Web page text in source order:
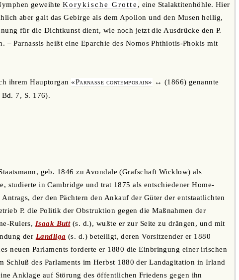
geweihte Korykische Grotte , eine Stalaktitenhöhle. Hier
aber galt das Gebirge als dem Apollon und den Musen heilig,
für die Dichtkunst dient, wie noch jetzt die Ausdrücke den P.
– Parnassis heißt eine Eparchie des Nomos Phthiotis-Phokis mit
ihrem Hauptorgan «Parnasse contemporain» ↔ (1866) genannte
Bd. 7, S. 176).
geb. 1846 zu Avondale (Grafschaft Wicklow) als
studierte in Cambridge und trat 1875 als entschiedener Home-
der den Pächtern den Ankauf der Güter der entstaatlichten
P. die Politik der Obstruktion gegen die Maßnahmen der
Rulers, Isaak Butt(s. d.), wußte er zur Seite zu drängen, und mit
der Landliga (s. d.) beteiligt, deren Vorsitzender er 1880
neuen Parlaments forderte er 1880 die Einbringung einer irischen
Schluß des Parlaments im Herbst 1880 der Landagitation in Irland
Anklage auf Störung des öffentlichen Friedens gegen ihn